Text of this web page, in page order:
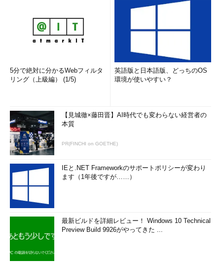
5分で絶対に分かるWebフィルタ
リング（上級編） (1/5)
英語版と日本語版、どっちのOS
環境が使いやすい？
【見城徹×藤田晋】AI時代でも変わらない経営者の
本質
PR(FINCHI on GOETHE)
IEと.NET Frameworkのサポートポリシーが変わり
ます（1年後ですが……）
最新ビルドを詳細レビュー！ Windows 10 Technical
Preview Build 9926がやってきた ...